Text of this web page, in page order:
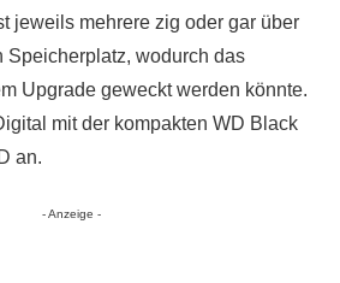
jeweils mehrere zig oder gar über
Speicherplatz, wodurch das
Upgrade geweckt werden könnte.
mit der kompakten WD Black
an.
- Anzeige -